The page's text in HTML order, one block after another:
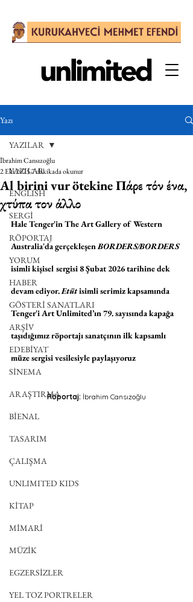
Yazı
YAZILAR
ENGLISH
SERGİ
RÖPORTAJ
YORUM
HABER
GÖSTERİ SANATLARI
ARŞİV
EDEBİYAT
SİNEMA
ARAŞTIRMA
BİENAL
TASARIM
ÇALIŞMA
UNLIMITED KIDS
KİTAP
MİMARİ
MÜZİK
EGZERSİZLER
YEL TOZ PORTRELER
YAZILAR
Al birini vur ötekine Πάρε τόν ένα,
χτύπα τον άλλο
İbrahim Cansızoğlu
2 Eki 20257 dakikada okunur
Hale Tenger'in The Art Gallery of Western
Australia'da gerçekleşen BORDERS/BORDERS
isimli kişisel sergisi 8 Şubat 2026 tarihine dek
devam ediyor. Etüt isimli serimiz kapsamında
Tenger'i Art Unlimited’ın 79. sayısında kapağa
taşıdığımız röportajı sanatçının ilk kapsamlı
müze sergisi vesilesiyle paylaşıyoruz
Röportaj: İbrahim Cansızoğlu